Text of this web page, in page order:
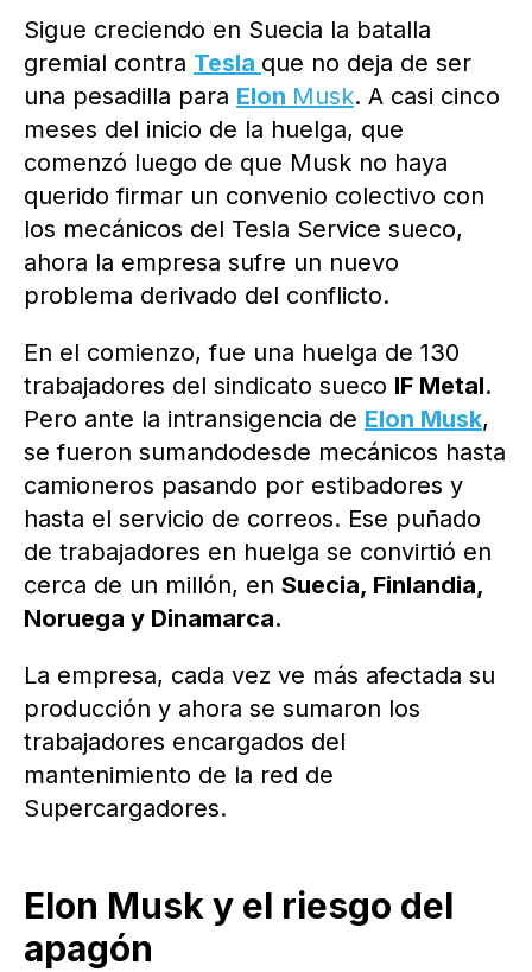
Sigue creciendo en Suecia la batalla
gremial contra Tesla que no deja de ser
una pesadilla para Elon Musk. A casi cinco
meses del inicio de la huelga, que
comenzó luego de que Musk no haya
querido firmar un convenio colectivo con
los mecánicos del Tesla Service sueco,
ahora la empresa sufre un nuevo
problema derivado del conflicto.
En el comienzo, fue una huelga de 130
trabajadores del sindicato sueco IF Metal.
Pero ante la intransigencia de Elon Musk,
se fueron sumandodesde mecánicos hasta
camioneros pasando por estibadores y
hasta el servicio de correos. Ese puñado
de trabajadores en huelga se convirtió en
cerca de un millón, en Suecia, Finlandia,
Noruega y Dinamarca.
La empresa, cada vez ve más afectada su
producción y ahora se sumaron los
trabajadores encargados del
mantenimiento de la red de
Supercargadores.
Elon Musk y el riesgo del
apagón